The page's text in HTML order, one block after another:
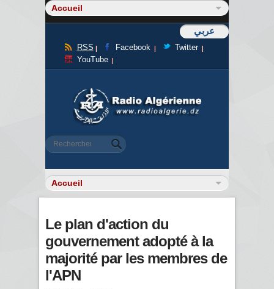
عربي
RSS Facebook
Twitter
YouTube
Formulaire de recherche
Rechercher
Le plan d'action du
gouvernement adopté à la
majorité par les membres de
l'APN